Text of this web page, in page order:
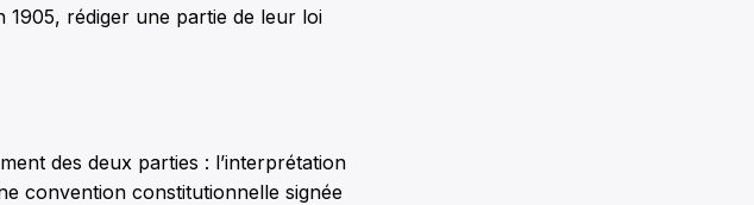
1905, rédiger une partie de leur loi
des deux parties : l’interprétation
convention constitutionnelle signée